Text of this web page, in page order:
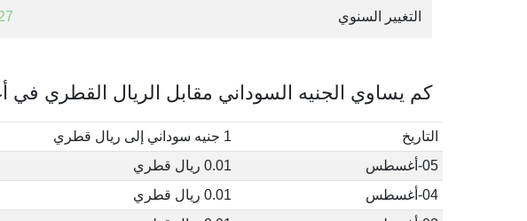
التغيير السنوي %
كم يساوي الجنيه السوداني مقابل الريال القطري في
التاريخ
1 جنيه سوداني إلى ريال قطري
05-أغسطس
0.01 ريال قطري
04-أغسطس
0.01 ريال قطري